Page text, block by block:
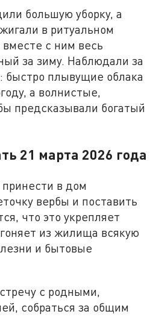
большую уборку, а
в ритуальном
с ним весь
за зиму. Наблюдали за
быстро плывущие облака
а волнистые,
предсказывали богатый
21 марта 2026 года
в дом
вербы и поставить
что это укрепляет
из жилища всякую
и бытовые
с родными,
собраться за общим